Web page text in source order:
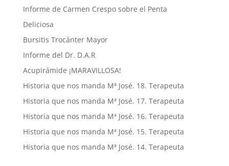
Informe de Carmen Crespo sobre el Penta
Deliciosa
Bursitis Trocánter Mayor
Informe del Dr. D.A.R
Acupirámide ¡MARAVILLOSA!
Historia que nos manda Mª José. 18. Terapeuta
Historia que nos manda Mª José. 17. Terapeuta
Historia que nos manda Mª José. 16. Terapeuta
Historia que nos manda Mª José. 15. Terapeuta
Historia que nos manda Mª José. 14. Terapeuta